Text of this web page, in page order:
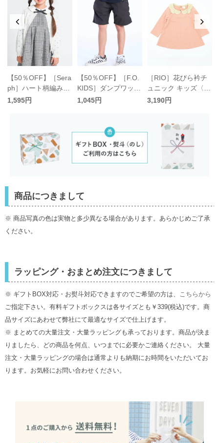
【50％OFF】［Sera
ph］ハート柄編みカ
ーディガン キッズ／
1,595円
【50％OFF】［F.O.
KIDS］ダンプワッシ
ャーハーフパンツ キ
1,045円
［RIO］花びら衿チ
ュニック キッズ〈一
部別注カラー〉／リ
3,190円
商品につきまして
※ 商品写真の色は実物と多少異なる場合があります。あらかじめご了承
ください。
ラッピング・おまとめ注文につきまして
※ ギフトBOX対応・お熨斗対応できますのでご希望の方は、
こちらから
ご指定下さい。有料ギフトボックスは各サイズとも￥339(税込)です。商
品サイズにあわせて弊社にて最適なサイズで仕上げます。
※ まとめての大量注文・大量ラッピングも承っております。商品が決ま
りましたら、どの商品を何点、いつまでに必要かご連絡ください。 大量
注文・大量ラッピングの場合は通常よりも納期にお時間をいただいてお
ります。お気軽にお問い合わせください。